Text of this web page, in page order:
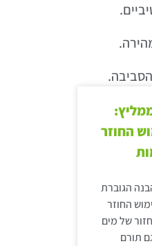
החוזר
הגוברת
החוזר
של מים
תורם